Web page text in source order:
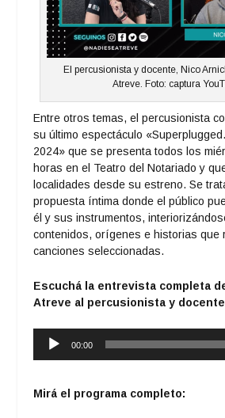
El percusionista y docente, Nico
Atreve. Foto: captura
Entre otros temas, el percusionista
su último espectáculo
2024» que se presenta todos los
horas en el Teatro del Notariado y
localidades desde su estreno. Se
propuesta íntima donde el público
él y sus instrumentos,
contenidos, orígenes e historias que
canciones seleccionadas.
Escuchá la entrevista completa
Atreve al percusionista y
Reproductor
00:00
Mirá el programa completo: